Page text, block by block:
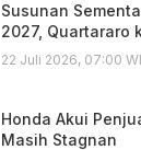
Susunan
2027, Quartararo
22 Juli 2026, 07:00
Honda Akui
Masih Stagnan